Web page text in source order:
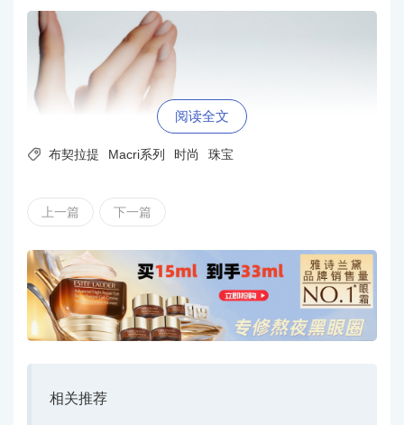
阅读全文
 布契拉提 Macri系列 时尚 珠宝
上一篇 下一篇
相关推荐